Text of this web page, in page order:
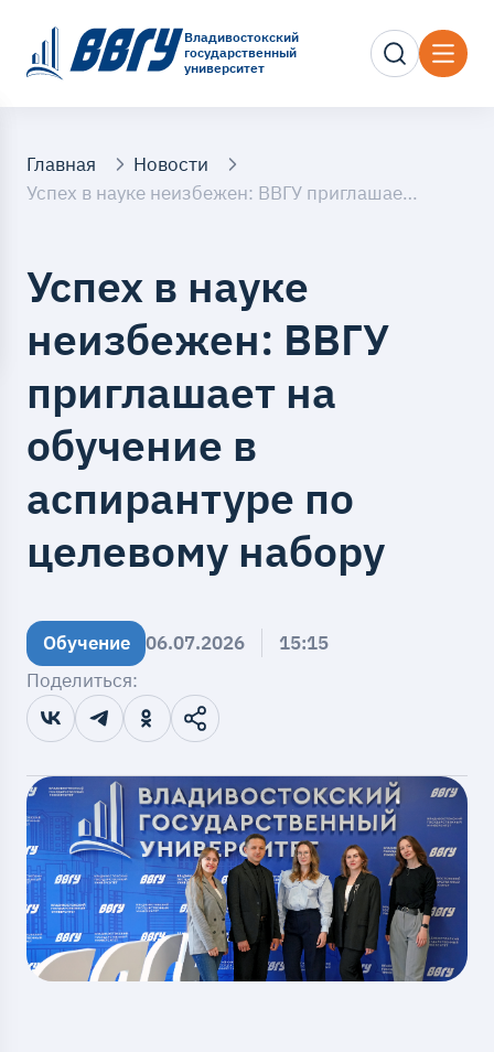
Владивостокский
государственный
университет
Главная
Новости
Успех в науке неизбежен: ВВГУ приглашает на обучение в аспирантуре по целевому набору
Успех в науке
неизбежен: ВВГУ
приглашает на
обучение в
аспирантуре по
целевому набору
Обучение 06.07.2026
15:15
Поделиться: